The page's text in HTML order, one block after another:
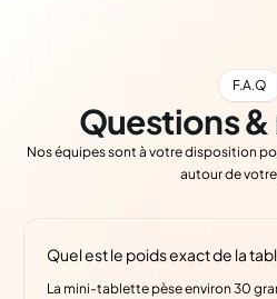
F.A.Q
Questions
Nos équipes sont à votre disposition
autour de
Quel est le poids exact de la
La mini-tablette pèse environ 30